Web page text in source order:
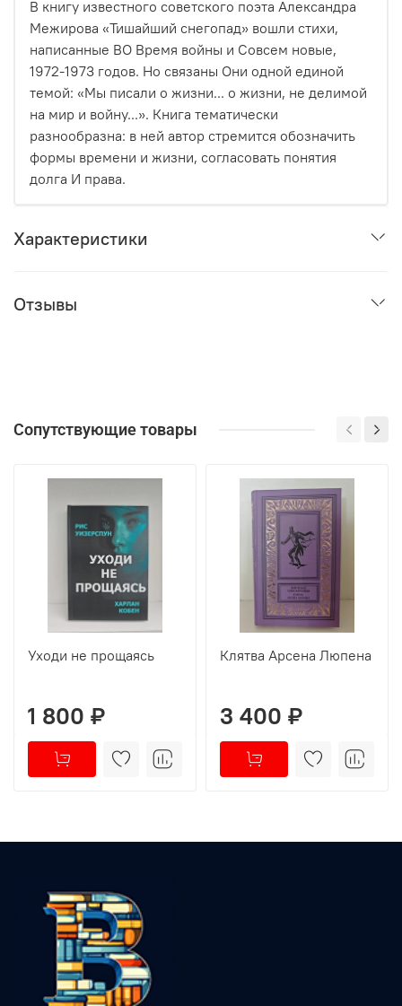
В книгу известного советского поэта Александра
Межирова «Тишайший снегопад» вошли стихи,
написанные BO Время войны и Совсем новые,
1972-1973 годов. Ho связаны Они одной единой
темой: «Мы писали о жизни... о жизни, не делимой
на мир и войну...». Книга тематически
разнообразна: в ней автор стремится обозначить
формы времени и жизни, согласовать понятия
долга И права.
Характеристики
Отзывы
Сопутствующие товары
Уходи не прощаясь
1 800 ₽
Клятва Арсена Люпена
3 400 ₽